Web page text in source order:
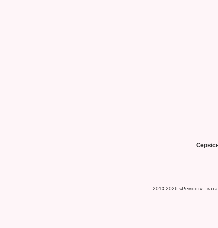
2013-2026 «Ремонт» -